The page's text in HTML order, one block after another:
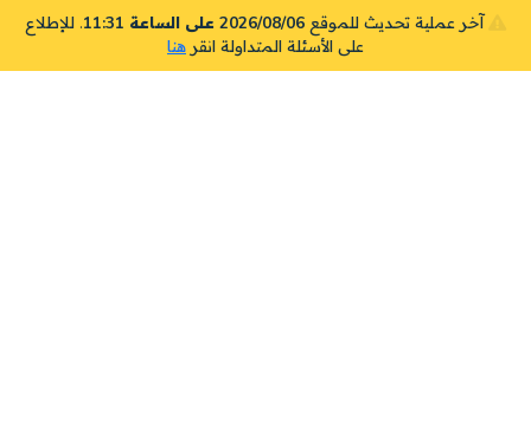
آخر عملية تحديث للموقع 2026/08/06 على الساعة 11:31
. للإطلاع
على الأسئلة المتداولة انقر هنا